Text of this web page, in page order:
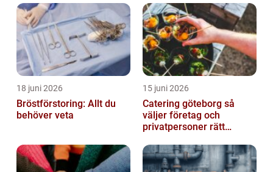
18 juni 2026
Bröstförstoring: Allt du
behöver veta
15 juni 2026
Catering göteborg så
väljer företag och
privatpersoner rätt